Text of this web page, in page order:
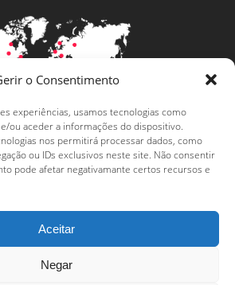
o Consentimento
experiências, usamos tecnologias como
ou aceder a informações do dispositivo.
nos permitirá processar dados, como
ou IDs exclusivos neste site. Não consentir
pode afetar negativamante certos recursos e
Aceitar
Negar
a língua portuguesa mais
longe
Amostra de Letras